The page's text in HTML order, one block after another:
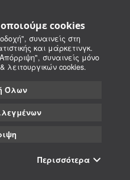
cookies
συναινείς στη
και μάρκετινγκ.
συναινείς μόνο
cookies.
Όλων
Περισσότερα